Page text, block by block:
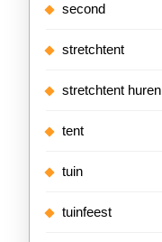
second
stretchtent
stretchtent huren
tent
tuin
tuinfeest